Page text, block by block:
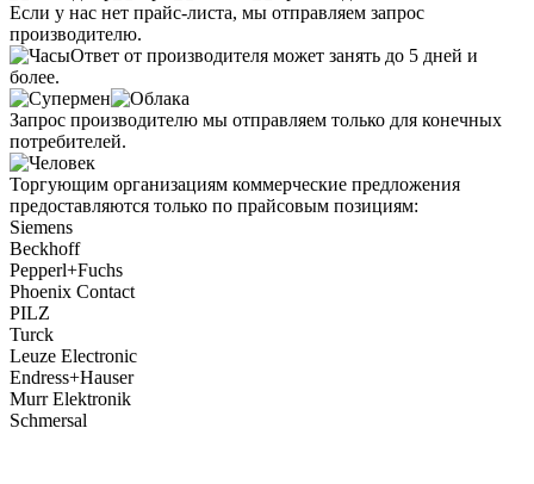
Если у нас нет прайс-листа, мы отправляем запрос
производителю.
Ответ от производителя может занять до 5 дней и
более.
Запрос производителю мы отправляем только для конечных
потребителей.
Торгующим организациям коммерческие предложения
предоставляются только по прайсовым позициям:
Siemens
Beckhoff
Pepperl+Fuchs
Phoenix Contact
PILZ
Turck
Leuze Electronic
Endress+Hauser
Murr Elektronik
Schmersal